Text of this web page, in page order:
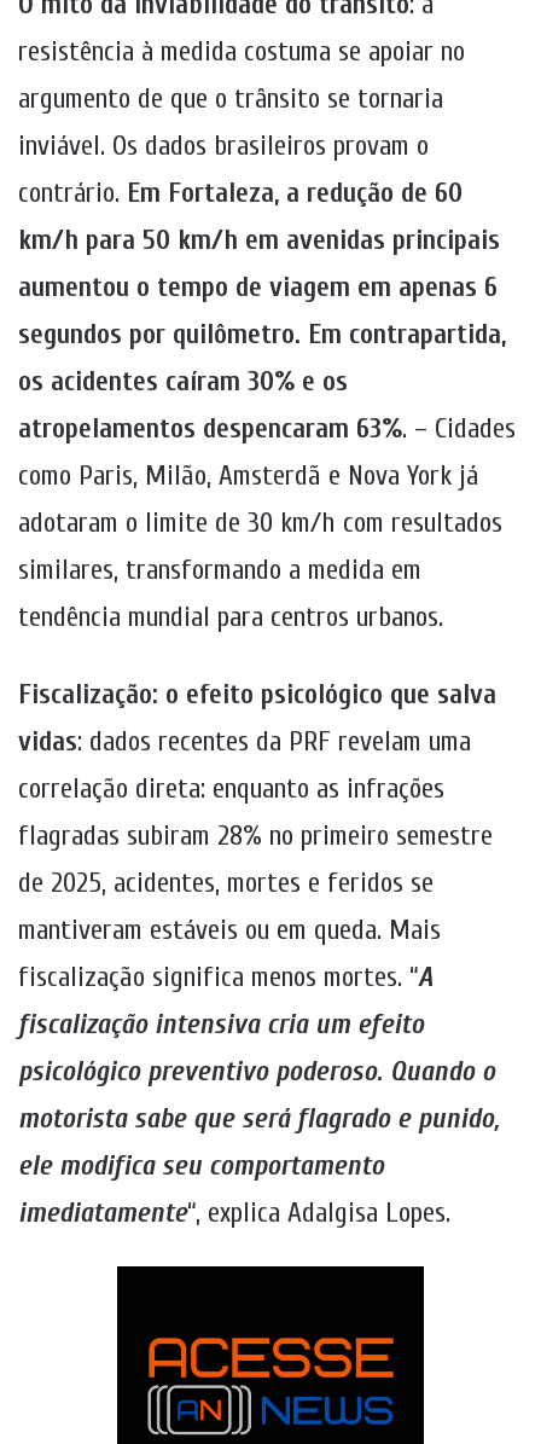
resistência à medida costuma se apoiar no
argumento de que o trânsito se tornaria
inviável. Os dados brasileiros provam o
contrário. Em Fortaleza, a redução de 60
km/h para 50 km/h em avenidas principais
aumentou o tempo de viagem em apenas 6
segundos por quilômetro. Em contrapartida,
os acidentes caíram 30% e os
atropelamentos despencaram 63%. – Cidades
como Paris, Milão, Amsterdã e Nova York já
adotaram o limite de 30 km/h com resultados
similares, transformando a medida em
tendência mundial para centros urbanos.
Fiscalização: o efeito psicológico que salva
vidas: dados recentes da PRF revelam uma
correlação direta: enquanto as infrações
flagradas subiram 28% no primeiro semestre
de 2025, acidentes, mortes e feridos se
mantiveram estáveis ou em queda. Mais
fiscalização significa menos mortes. “A
fiscalização intensiva cria um efeito
psicológico preventivo poderoso. Quando o
motorista sabe que será flagrado e punido,
ele modifica seu comportamento
imediatamente“, explica Adalgisa Lopes.